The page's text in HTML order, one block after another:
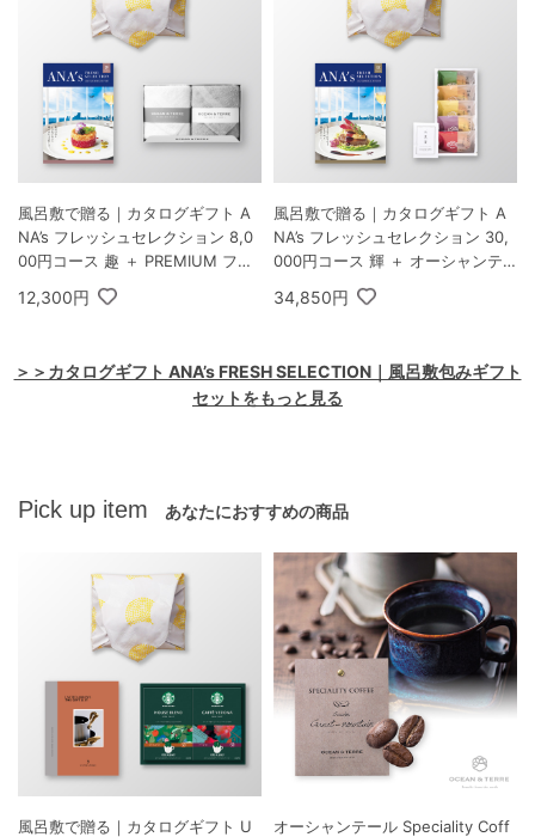
風呂敷で贈る｜カタログギフト A
NA’s フレッシュセレクション 8,0
00円コース 趣 ＋ PREMIUM フェ
イスタオル2枚
12,300円
風呂敷で贈る｜カタログギフト A
NA’s フレッシュセレクション 30,
000円コース 輝 ＋ オーシャンテ
ール 極バームセット A
34,850円
＞＞カタログギフト ANA’s FRESH SELECTION｜風呂敷包みギフト
セットをもっと見る
Pick up item あなたにおすすめの商品
風呂敷で贈る｜カタログギフト U
オーシャンテール Speciality Coff